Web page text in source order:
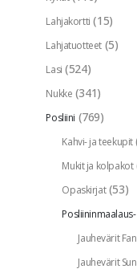
Lahjakortti (15)
Lahjatuotteet (5)
Lasi (524)
Nukke (341)
Posliini (769)
Kahvi- ja teekupit
Mukit ja kolpakot
Opaskirjat (53)
Jauhevärit
Jauhevärit